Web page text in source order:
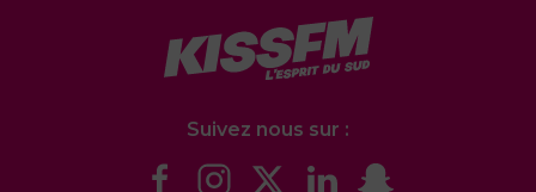
Suivez nous sur :